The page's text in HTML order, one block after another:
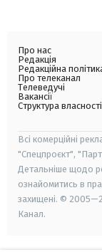
Про нас
Редакція
Редакційна
Про телеканал
Телеведучі
Вакансії
Структура власності
Всі комерційні
"Спецпроєкт",
Детальніше щодо
ознайомитись в
захищені. ©
Канал.